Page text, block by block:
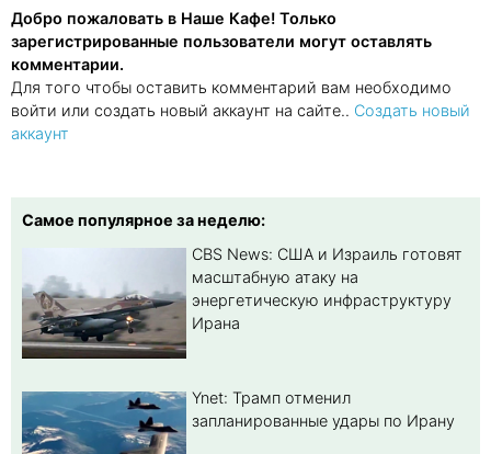
Добро пожаловать в Наше Кафе! Только
зарегистрированные пользователи могут оставлять
комментарии.
Для того чтобы оставить комментарий вам необходимо
войти или создать новый аккаунт на сайте.. Создать новый
аккаунт
Самое популярное за неделю:
CBS News: США и Израиль готовят
масштабную атаку на
энергетическую инфраструктуру
Ирана
Ynet: Трамп отменил
запланированные удары по Ирану